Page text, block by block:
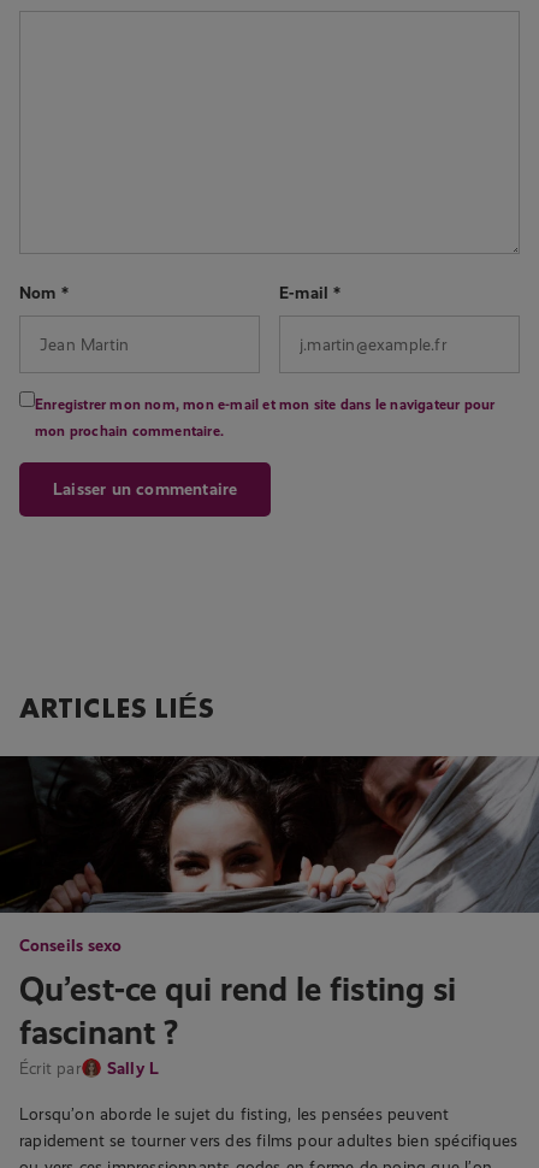
Nom * E-mail*
Enregistrer mon nom, mon e-mail et mon site dans le navigateur pour
mon prochain commentaire.
ARTICLES LIÉS
Conseils sexo
Qu’est-ce qui rend le fisting si
fascinant ?
Écrit par Sally L
Lorsqu’on aborde le sujet du fisting, les pensées peuvent
rapidement se tourner vers des films pour adultes bien spécifiques